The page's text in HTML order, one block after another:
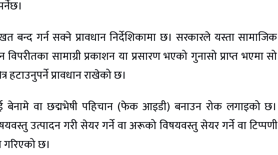
गर्न सक्ने प्रावधान निर्देशिकामा छ। सरकारले यस्ता सामाजिक
सामाग्री प्रकाशन या प्रसारण भएको गुनासो प्राप्त भएमा सो
हटाउनुपर्ने प्रावधान राखेको छ।
बेनामे वा छद्मभेषी पहिचान (फेक आइडी) बनाउन रोक लगाइको छ।
उत्पादन गरी सेयर गर्ने वा अरूको विषयवस्तु सेयर गर्ने वा टिप्पणी
गरिएको छ।